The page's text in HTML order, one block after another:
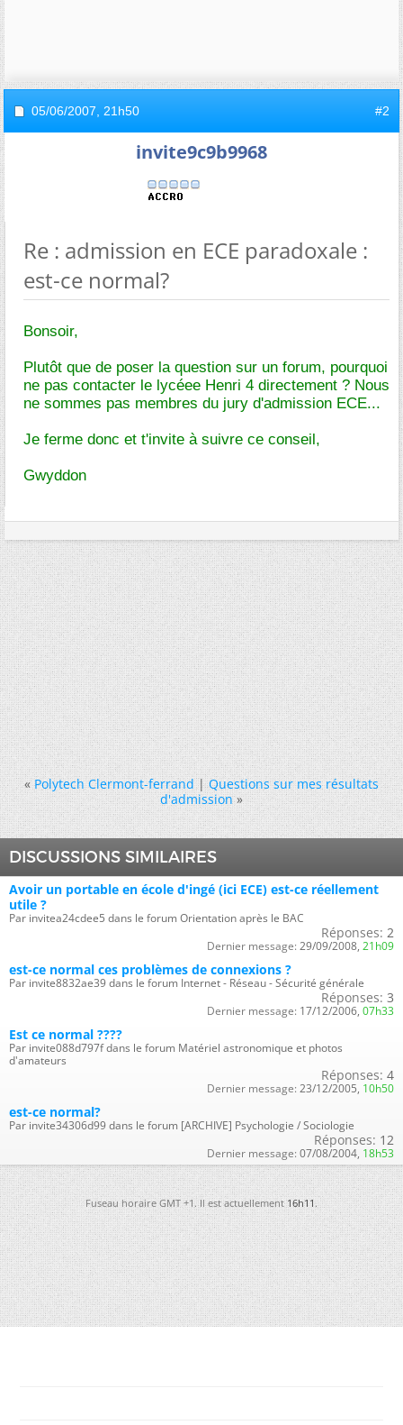
05/06/2007, 21h50 #2
invite9c9b9968
Re : admission en ECE paradoxale :
est-ce normal?
Bonsoir,
Plutôt que de poser la question sur un forum, pourquoi
ne pas contacter le lycéee Henri 4 directement ? Nous
ne sommes pas membres du jury d'admission ECE...
Je ferme donc et t'invite à suivre ce conseil,
Gwyddon
« Polytech Clermont-ferrand|Questions sur mes résultats
d'admission »
DISCUSSIONS SIMILAIRES
Avoir un portable en école d'ingé (ici ECE) est-ce réellement
utile ?
Par invitea24cdee5 dans le forum Orientation après le BAC
Réponses: 2
Dernier message: 29/09/2008, 21h09
est-ce normal ces problèmes de connexions ?
Par invite8832ae39 dans le forum Internet - Réseau - Sécurité générale
Réponses: 3
Dernier message: 17/12/2006, 07h33
Est ce normal ????
Par invite088d797f dans le forum Matériel astronomique et photos
d'amateurs
Réponses: 4
Dernier message: 23/12/2005, 10h50
est-ce normal?
Par invite34306d99 dans le forum [ARCHIVE] Psychologie / Sociologie
Réponses: 12
Dernier message: 07/08/2004, 18h53
Fuseau horaire GMT +1. Il est actuellement16h11.